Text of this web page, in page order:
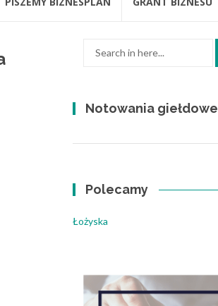
Notowania giełdowe
Polecamy
Łożyska